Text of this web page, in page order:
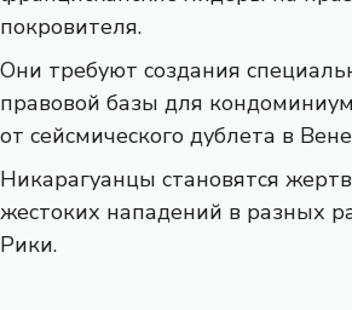
покровителя.
Они требуют создания
правовой базы для
от сейсмического дублета в
Никарагуанцы становятся
жестоких нападений в разных
Рики.